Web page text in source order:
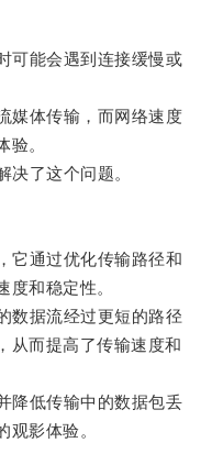
能会遇到连接缓慢或
体传输，而网络速度
验。
了这个问题。
通过优化传输路径和
度和稳定性。
据流经过更短的路径
从而提高了传输速度和
低传输中的数据包丢
观影体验。